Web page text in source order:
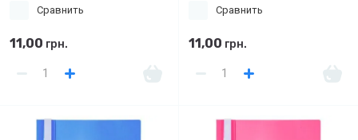
Сравнить
11,00 грн.
Сравнить
11,00 грн.